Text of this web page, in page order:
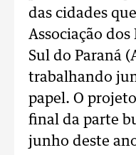
das cidades
Associação
Sul do Paraná
trabalhando
papel. O
final da parte
junho deste